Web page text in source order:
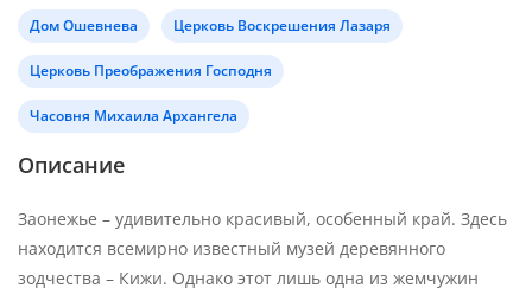
Дом Ошевнева Церковь Воскрешения Лазаря
Церковь Преображения Господня
Часовня Михаила Архангела
Описание
Заонежье – удивительно красивый, особенный край. Здесь
находится всемирно известный музей деревянного
зодчества – Кижи. Однако этот лишь одна из жемчужин